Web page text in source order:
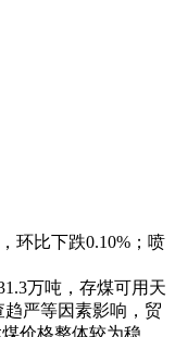
环比下跌0.10%；喷
万吨，存煤可用天
严等因素影响，贸
价格整体较为稳